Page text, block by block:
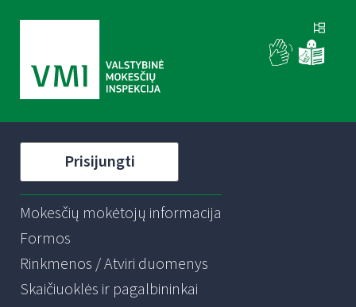
Prisijungti
Mokesčių mokėtojų informacija
Formos
Rinkmenos / Atviri duomenys
Skaičiuoklės ir pagalbininkai